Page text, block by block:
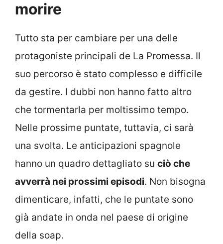
morire
Tutto sta per cambiare per una delle
protagoniste principali de La Promessa. Il
suo percorso è stato complesso e difficile
da gestire. I dubbi non hanno fatto altro
che tormentarla per moltissimo tempo.
Nelle prossime puntate, tuttavia, ci sarà
una svolta. Le anticipazioni spagnole
hanno un quadro dettagliato su ciò che
avverrà nei prossimi episodi. Non bisogna
dimenticare, infatti, che le puntate sono
già andate in onda nel paese di origine
della soap.